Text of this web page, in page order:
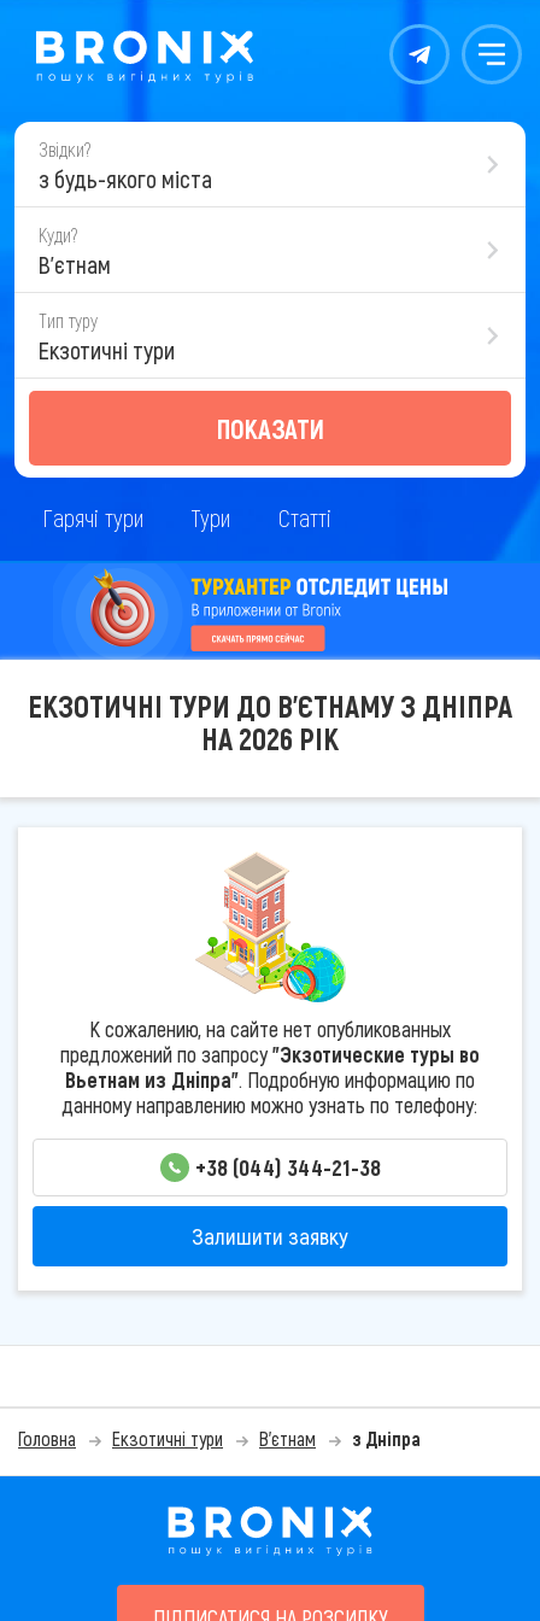
Контакты Меню
Звідки?
з будь-якого міста
Куди?
В'єтнам
Тип туру
Екзотичні тури
ПОКАЗАТИ
Гарячі тури Тури Статті
ЕКЗОТИЧНІ ТУРИ ДО В'ЄТНАМУ З ДНІПРА
НА 2026 РІК
К сожалению, на сайте нет опубликованных
предложений по запросу"Экзотические туры во
Вьетнам из Дніпра". Подробную информацию по
данному направлению можно узнать по телефону:
+38 (044) 344-21-38
Залишити заявку
Головна Екзотичні тури В'єтнам з Дніпра